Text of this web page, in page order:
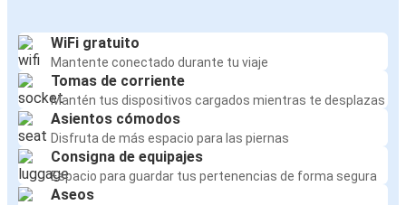
WiFi gratuito
Mantente conectado durante tu viaje
Tomas de corriente
Mantén tus dispositivos cargados mientras te desplazas
Asientos cómodos
Disfruta de más espacio para las piernas
Consigna de equipajes
Espacio para guardar tus pertenencias de forma segura
Aseos